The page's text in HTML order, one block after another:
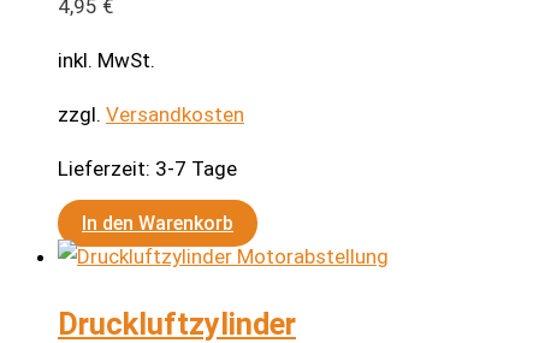
4,95 €
inkl. MwSt.
zzgl. Versandkosten
Lieferzeit: 3-7 Tage
In den Warenkorb
Druckluftzylinder